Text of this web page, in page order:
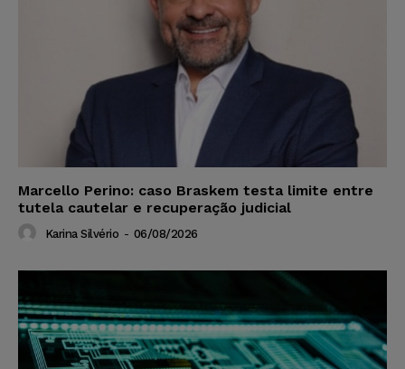
Marcello Perino: caso Braskem testa limite entre
tutela cautelar e recuperação judicial
Karina Silvério - 06/08/2026